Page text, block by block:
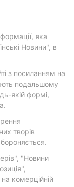
яка
Новини", в
з посиланням на
подальшому
якій формі,
творів
"Новини
комерційній